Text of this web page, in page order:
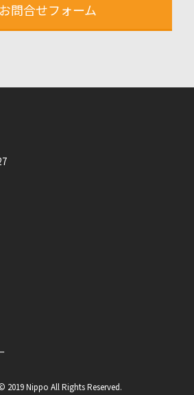
お問合せフォーム
2019 Nippo All Rights Reserved.